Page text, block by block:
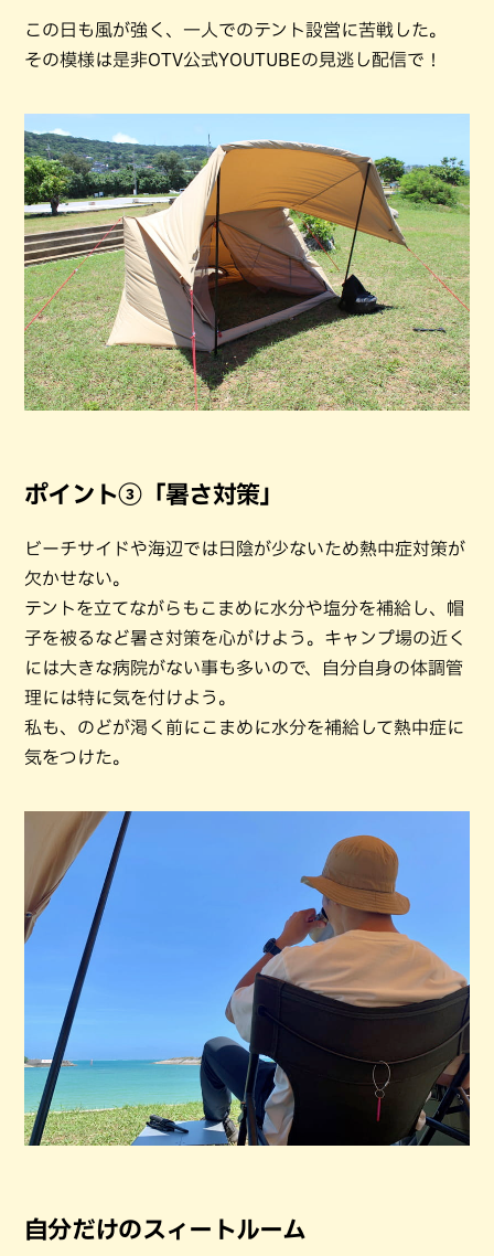
この日も風が強く、一人でのテント設営に苦戦した。
その模様は是非OTV公式YOUTUBEの見逃し配信で！
ポイント③「暑さ対策」
ビーチサイドや海辺では日陰が少ないため熱中症対策が
欠かせない。
テントを立てながらもこまめに水分や塩分を補給し、帽
子を被るなど暑さ対策を心がけよう。キャンプ場の近く
には大きな病院がない事も多いので、自分自身の体調管
理には特に気を付けよう。
私も、のどが渇く前にこまめに水分を補給して熱中症に
気をつけた。
自分だけのスィートルーム